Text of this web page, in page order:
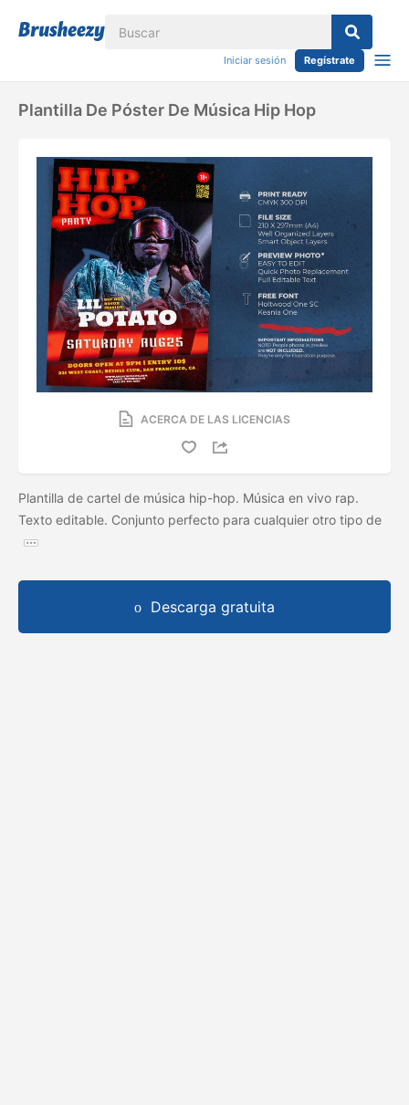
Iniciar sesión Regístrate
Plantilla De Póster De Música Hip Hop
ACERCA DE LAS LICENCIAS
Plantilla de cartel de música hip-hop. Música en vivo rap.
Texto editable. Conjunto perfecto para cualquier otro tipo de
Descarga gratuita